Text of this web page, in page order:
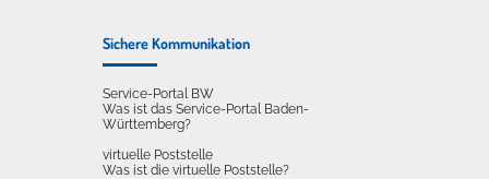
Sichere Kommunikation
Service-Portal BW
Was ist das Service-Portal Baden-
Württemberg?
virtuelle Poststelle
Was ist die virtuelle Poststelle?